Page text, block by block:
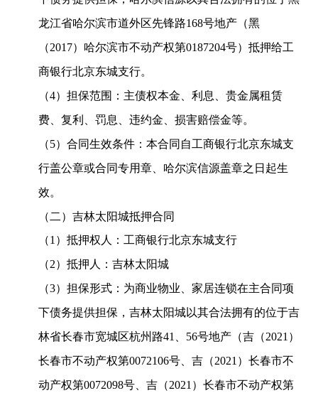
龙江省哈尔滨市道外区先锋路168号地产（黑
（2017）哈尔滨市不动产权第0187204号）抵押给工
商银行北京东城支行。
（4）担保范围：主债权本金、利息、贵金属租赁
费、复利、罚息、违约金、损害赔偿金等。
（5）合同生效条件：本合同自工商银行北京东城支
行盖公章或合同专用章、哈尔滨信源盖章之日起生
效。
（二）吉林太阳城抵押合同
（1 ）抵押权人：工商银行北京东城支行
（2）抵押人：吉林太阳城
（3）担保形式：为商业物业、家居连锁在主合同项
下债务提供担保，吉林太阳城以其合法拥有的位于吉
林省长春市宽城区杭州路41 56号地产（吉（2021 ）
长春市不动产权第0072106号、吉（2021 ）长春市不
动产权第0072098号、吉（2021 ）长春市不动产权第